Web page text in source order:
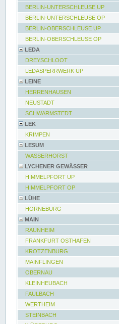
BERLIN-UNTERSCHLEUSE UP
BERLIN-UNTERSCHLEUSE OP
BERLIN-OBERSCHLEUSE UP
BERLIN-OBERSCHLEUSE OP
LEDA
DREYSCHLOOT
LEDASPERRWERK UP
LEINE
HERRENHAUSEN
NEUSTADT
SCHWARMSTEDT
LEK
KRIMPEN
LESUM
WASSERHORST
LYCHENER GEWÄSSER
HIMMELPFORT UP
HIMMELPFORT OP
LÜHE
HORNEBURG
MAIN
RAUNHEIM
FRANKFURT OSTHAFEN
KROTZENBURG
MAINFLINGEN
OBERNAU
KLEINHEUBACH
FAULBACH
WERTHEIM
STEINBACH